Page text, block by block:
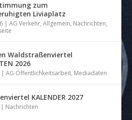
zum
Liviaplatz
|AG Verkehr,Allgemein, Nachrichten,
Waldstraßenviertel
2026
|AG Öffentlichkeitsarbeit, Mediadaten
KALENDER 2027
| Nachrichten